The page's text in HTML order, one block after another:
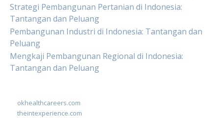
Strategi Pembangunan Pertanian di Indonesia:
Tantangan dan Peluang
Pembangunan Industri di Indonesia: Tantangan dan
Peluang
Mengkaji Pembangunan Regional di Indonesia:
Tantangan dan Peluang
okhealthcareers.com
theintexperience.com